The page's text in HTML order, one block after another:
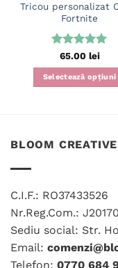
Tricou personalizat
Fortnite
Evaluat la
5din 5
65.00 lei
Selectează opțiuni
multe
pot
alese
pagina
BLOOM
C.I.F.: RO37433526
Nr.Reg.Com.:
Sediu social: Str.
Email:
Telefon: 0770 684